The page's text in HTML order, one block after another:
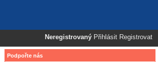
Neregistrovaný Přihlásit Registrovat
Podpořte nás